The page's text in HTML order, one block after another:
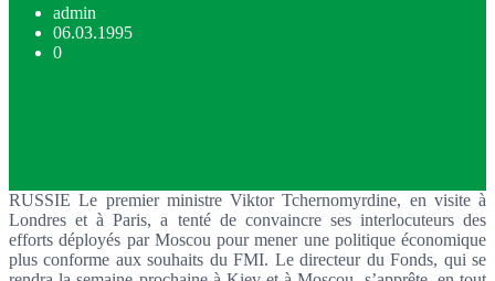
admin
06.03.1995
0
RUSSIE Le premier ministre Viktor Tchernomyrdine, en visite à
Londres et à Paris, a tenté de convaincre ses interlocuteurs des
efforts déployés par Moscou pour mener une politique économique
plus conforme aux souhaits du FMI. Le directeur du Fonds, qui se